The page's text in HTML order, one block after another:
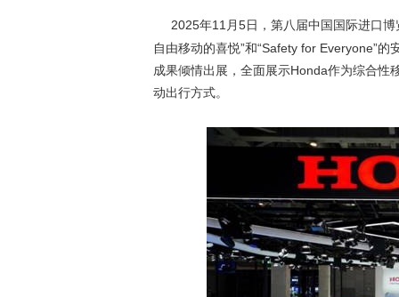
2025年11月5日，第八届中国国际进口
自由移动的喜悦”和“Safety for Everyone”
成果倾情出展，全面展示Honda作为综合性
动出行方式。